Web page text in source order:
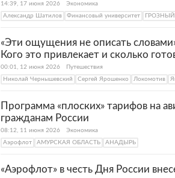
14:39, 17 июня 2026
Экономика
Александр Шатилов
Финансовый университет ГРОЗНЫЙ
«Эти ощущения не описать
Кого это привлекает и сколько
00:01, 12 июня 2026
Путешествия
Николай Чернышевский
Сергей Ярошенко Локомотив
Программа «плоских» тарифов на
гражданам России
08:12, 11 июня 2026
Экономика
Аэрофлот
АМУРСКАЯ ОБЛАСТЬ АНАДЫРЬ
«Аэрофлот» в честь Дня России